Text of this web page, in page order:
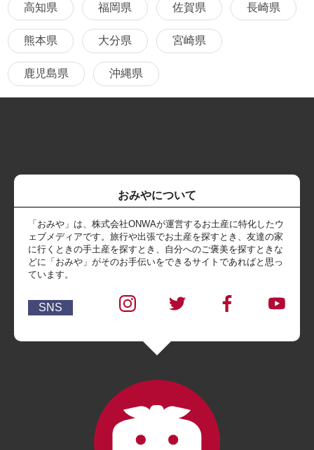
高知県 福岡県 佐賀県 長崎県
熊本県 大分県 宮崎県
鹿児島県 沖縄県
おみやについて
「おみや」は、株式会社ONWAが運営するお土産に特化したウ
ェブメディアです。旅行や出張でお土産を探すとき、友達の家
に行くときの手土産を探すとき、自分へのご褒美を探すときな
どに「おみや」がそのお手伝いをできるサイトであればと思っ
ています。
SNS